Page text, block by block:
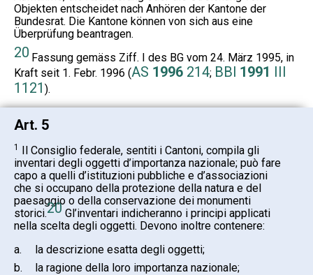
Objekten entscheidet nach Anhören der Kantone der
Bundesrat. Die Kantone können von sich aus eine
Überprüfung beantragen.
20 Fassung gemäss Ziff. I des BG vom 24. März 1995, in
Kraft seit 1. Febr. 1996 (AS 1996 214; BBl 1991 III
1121 ).
Art. 5
1 Il Consiglio federale, sentiti i Cantoni, compila gli
inventari degli oggetti d’importanza nazionale; può fare
capo a quelli d’istituzioni pubbliche e d’associazioni
che si occupano della protezione della natura e del
paesaggio o della conservazione dei monumenti
storici.20 Gl’inventari indicheranno i principi applicati
nella scelta degli oggetti. Devono inoltre contenere:
a.
la descrizione esatta degli oggetti;
b.
la ragione della loro importanza nazionale;